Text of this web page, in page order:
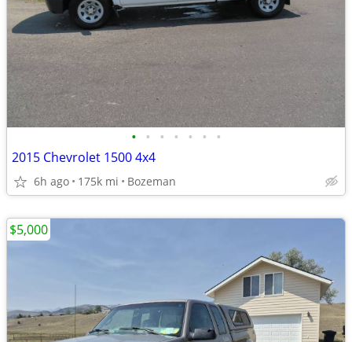
• • • • • • •
2015 Chevrolet 1500 4x4
6h ago 175k mi Bozeman
$5,000